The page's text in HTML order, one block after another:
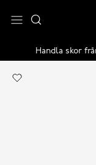
Handla skor